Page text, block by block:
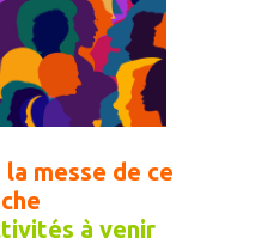
messe de ce
à venir